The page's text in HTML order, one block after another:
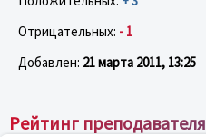
Отрицательных: - 1
Добавлен: 21 марта 2011, 13:25
Рейтинг преподавателя